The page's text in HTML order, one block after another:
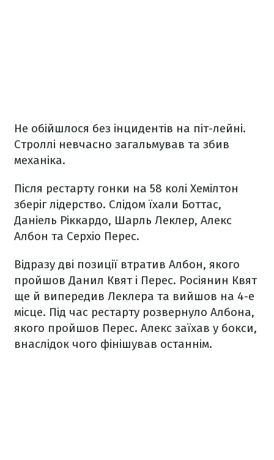
Не обійшлося без інцидентів на піт-лейні.
Строллі невчасно загальмував та збив
механіка.
Після рестарту гонки на 58 колі Хемілтон
зберіг лідерство. Слідом їхали Боттас,
Даніель Ріккардо, Шарль Леклер, Алекс
Албон та Серхіо Перес.
Відразу дві позиції втратив Албон, якого
пройшов Данил Квят і Перес. Росіянин Квят
ще й випередив Леклера та вийшов на 4-е
місце. Під час рестарту розвернуло Албона,
якого пройшов Перес. Алекс заїхав у бокси,
внаслідок чого фінішував останнім.